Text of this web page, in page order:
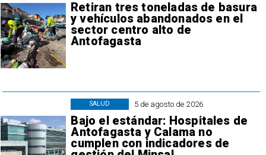
Retiran tres toneladas de basura
y vehículos abandonados en el
sector centro alto de
Antofagasta
5 de agosto de 2026
Bajo el estándar: Hospitales de
Antofagasta y Calama no
cumplen con indicadores de
SALUD